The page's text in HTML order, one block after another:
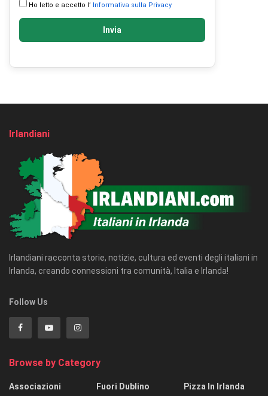
Ho letto e accetto l’ Informativa sulla Privacy
Invia
Irlandiani
Irlandiani racconta storie, notizie, cultura ed eventi degli italiani in
Irlanda, creando connessioni tra comunità, Italia e Irlanda!
Follow Us
Browse by Category
Associazioni
Fuori Dublino
Pizza In Irlanda